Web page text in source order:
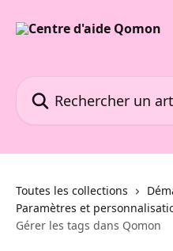
Toutes les collections
Paramètres et
Gérer les tags dans Qomon